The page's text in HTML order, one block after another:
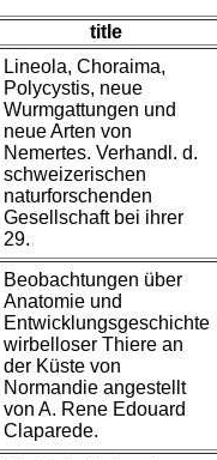
title
Lineola, Choraima,
Polycystis, neue
Wurmgattungen und
neue Arten von
Nemertes. Verhandl. d.
schweizerischen
naturforschenden
Gesellschaft bei ihrer
29.
Beobachtungen über
Anatomie und
Entwicklungsgeschichte
wirbelloser Thiere an
der Küste von
Normandie angestellt
von A. Rene Edouard
Claparede.